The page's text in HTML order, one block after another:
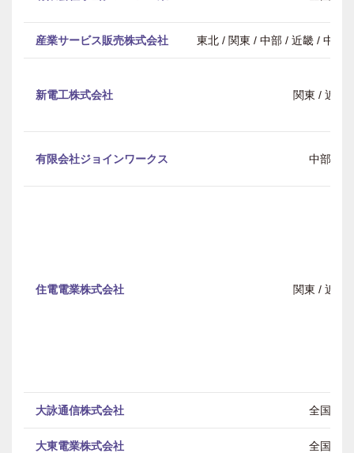
産業サービス販売株式会社 東北 / 関東 / 中部 / 近畿 / 中国
新電工株式会社 関東 / 近畿
有限会社ジョインワークス 中部
住電電業株式会社 関東 / 近畿
大詠通信株式会社 全国
大東電業株式会社 全国